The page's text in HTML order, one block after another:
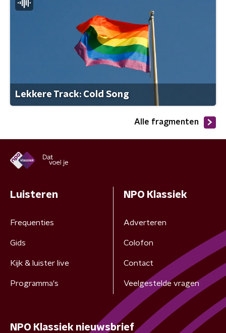
Lekkere Track: Cold Song
Alle fragmenten
Luisteren
Frequenties
Gids
Kijk & luister live
Programma's
NPO Klassiek
Adverteren
Colofon
Contact
Veelgestelde vragen
NPO Klassiek nieuwsbrief